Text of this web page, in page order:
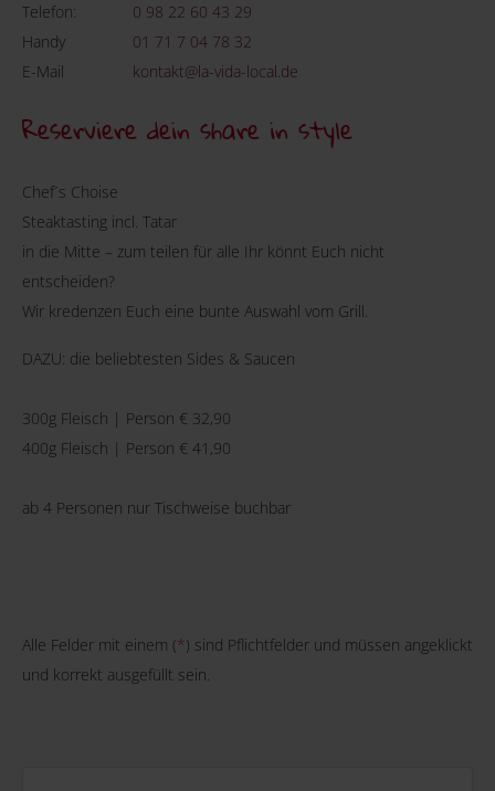
Telefon:
0 98 22 60 43 29
Handy
01 71 7 04 78 32
E-Mail
kontakt@la-vida-local.de
Reserviere dein share in style
Chef´s Choise
Steaktasting incl. Tatar
in die Mitte – zum teilen für alle Ihr könnt Euch nicht
entscheiden?
Wir kredenzen Euch eine bunte Auswahl vom Grill.
DAZU: die beliebtesten Sides & Saucen
300g Fleisch | Person € 32,90
400g Fleisch | Person € 41,90
ab 4 Personen nur Tischweise buchbar
Alle Felder mit einem (*) sind Pflichtfelder und müssen angeklickt
und korrekt ausgefüllt sein.